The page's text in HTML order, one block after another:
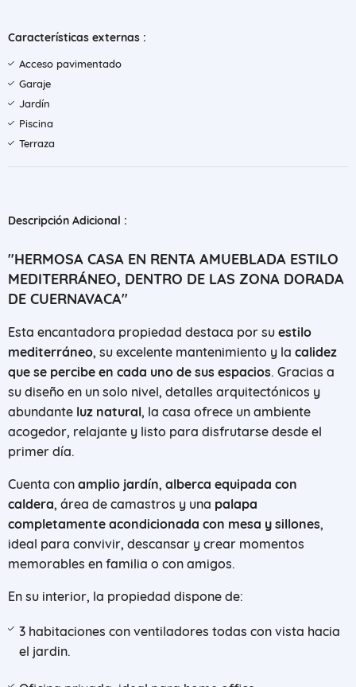
Características externas :
Acceso pavimentado
Garaje
Jardín
Piscina
Terraza
Descripción Adicional :
"HERMOSA CASA EN RENTA AMUEBLADA ESTILO
MEDITERRÁNEO, DENTRO DE LAS ZONA DORADA
DE CUERNAVACA"
Esta encantadora propiedad destaca por su estilo
mediterráneo, su excelente mantenimiento y la calidez
que se percibe en cada uno de sus espacios. Gracias a
su diseño en un solo nivel, detalles arquitectónicos y
abundante luz natural, la casa ofrece un ambiente
acogedor, relajante y listo para disfrutarse desde el
primer día.
Cuenta con amplio jardín, alberca equipada con
caldera, área de camastros y una palapa
completamente acondicionada con mesa y sillones,
ideal para convivir, descansar y crear momentos
memorables en familia o con amigos.
En su interior, la propiedad dispone de:
3 habitaciones con ventiladores todas con vista hacia
el jardin.